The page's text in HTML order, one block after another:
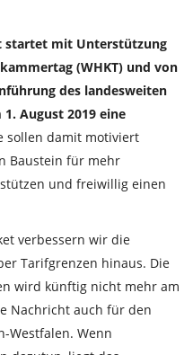
startet mit Unterstützung
(WHKT) und von
des landesweiten
August 2019 eine
sollen damit motiviert
Baustein für mehr
und freiwillig einen
verbessern wir die
Tarifgrenzen hinaus. Die
wird künftig nicht mehr am
Nachricht auch für den
Westfalen. Wenn